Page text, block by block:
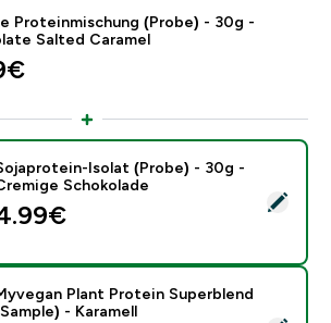
Proteinmischung (Probe) - 30g -
Salted Caramel
ausw�hlen - Sojaprotein-Isolat
Isolat (Probe) - 30g -
Schokolade
Plant Protein Superblend
- Karamell